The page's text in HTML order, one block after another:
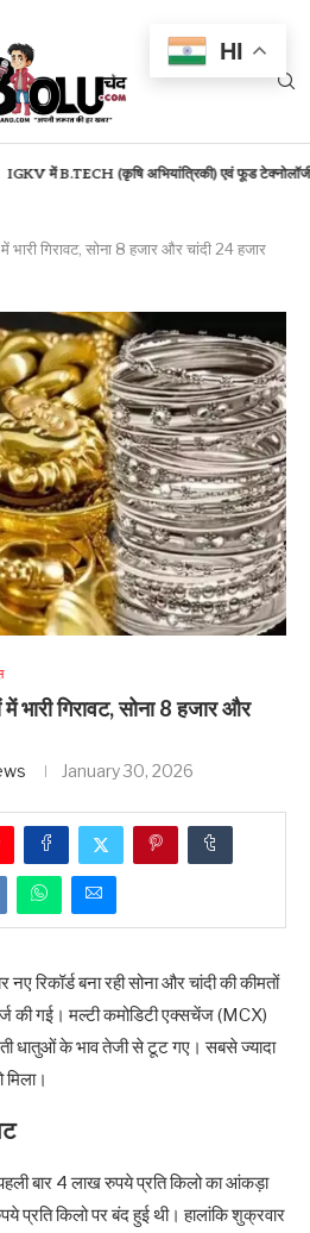
अभियांत्रिकी) एवं फूड टेक्नोलॉजी... बस्तर में
गिरावट, सोना 8 हजार और चांदी 24 हजार
गिरावट, सोना 8 हजार और
January 30, 2026
नए रिकॉर्ड बना रही सोना और चांदी की कीमतों
की गई। मल्टी कमोडिटी एक्सचेंज (MCX)
धातुओं के भाव तेजी से टूट गए। सबसे ज्यादा
मिला।
बार 4 लाख रुपये प्रति किलो का आंकड़ा
प्रति किलो पर बंद हुई थी। हालांकि शुक्रवार
HI